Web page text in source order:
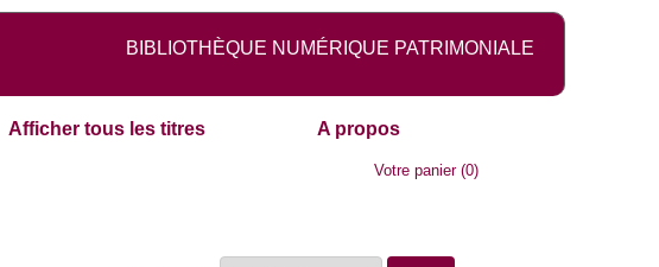
BIBLIOTHÈQUE NUMÉRIQUE PATRIMONIALE
Afficher tous les titres A propos
Votre panier(0)